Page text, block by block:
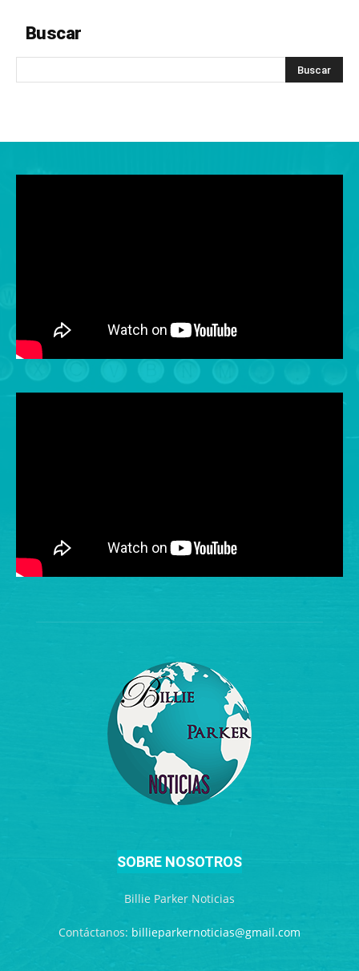
Buscar
SOBRE NOSOTROS
Billie Parker Noticias
Contáctanos: billieparkernoticias@gmail.com